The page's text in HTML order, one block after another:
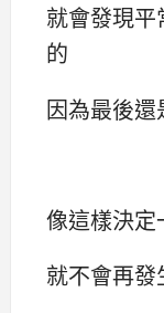
就會發現
的
因為最後
像這樣決定
就不會再